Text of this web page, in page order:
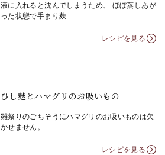
液に入れると沈んでしまうため、 ほぼ蒸しあが
った状態で手まり麸...
レシピを見る
ひし麸とハマグリのお吸いもの
雛祭りのごちそうにハマグリのお吸いものは欠
かせません。
レシピを見る